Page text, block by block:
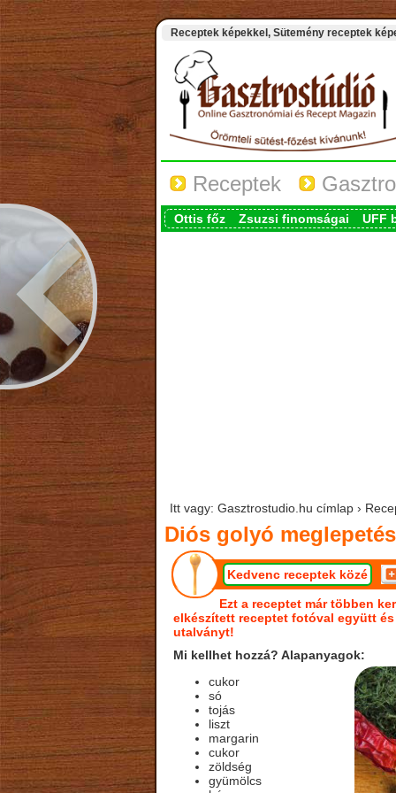
Receptek képekkel, Sütemény receptek
Receptek
Ottis főz Zsuzsi finomságai UFF
Itt vagy: Gasztrostudio.hu címlap ›
Diós golyó
Kedvenc receptek közé
Ezt a receptet már többen
elkészített receptet fotóval együtt
utalványt!
Mi kellhet hozzá? Alapanyagok:
cukor
só
tojás
liszt
margarin
cukor
zöldség
gyümölcs